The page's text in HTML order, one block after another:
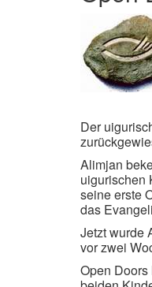
Der
Alimjan
uigurischen
seine erste
das
Jetzt wurde
vor zwei
Open